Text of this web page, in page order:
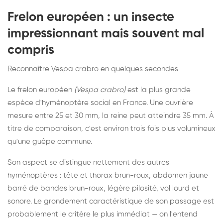
Frelon européen : un insecte
impressionnant mais souvent mal
compris
Reconnaître Vespa crabro en quelques secondes
Le frelon européen (Vespa crabro)est la plus grande
espèce d'hyménoptère social en France. Une ouvrière
mesure entre 25 et 30 mm, la reine peut atteindre 35 mm. À
titre de comparaison, c'est environ trois fois plus volumineux
qu'une guêpe commune.
Son aspect se distingue nettement des autres
hyménoptères : tête et thorax brun-roux, abdomen jaune
barré de bandes brun-roux, légère pilosité, vol lourd et
sonore. Le grondement caractéristique de son passage est
probablement le critère le plus immédiat — on l'entend